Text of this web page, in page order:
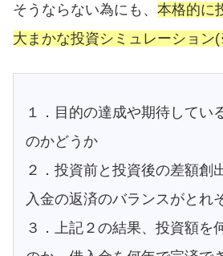
そうならない為にも、 本格的に
大まかな投資シミュレーショ
１．目的の達成や期待してい
のかどうか
２．投資前と投資後の差額創
入金の返済のバランスがとれ
３．上記２の結果、投資額を